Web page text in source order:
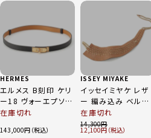
HERMES
エルメス B刻印 ケリ
ー18 ヴォーエプソン
ベルト ゴールド ブラ
在庫切れ
143,000
ISSEY MIYAKE
イッセイミヤケ レザ
ー 編み込み ベルト
ブラウン ベージュ
在庫切れ
14,300
12,100